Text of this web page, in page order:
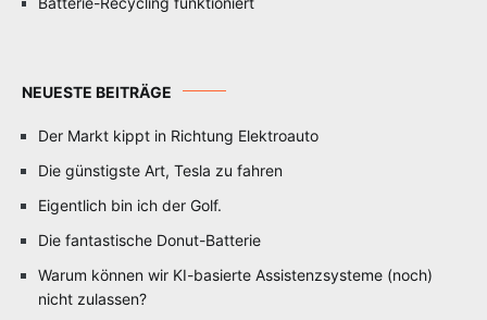
NEUESTE BEITRÄGE
Der Markt kippt in Richtung Elektroauto
Die günstigste Art, Tesla zu fahren
Eigentlich bin ich der Golf.
Die fantastische Donut-Batterie
Warum können wir KI-basierte Assistenzsysteme (noch)
nicht zulassen?